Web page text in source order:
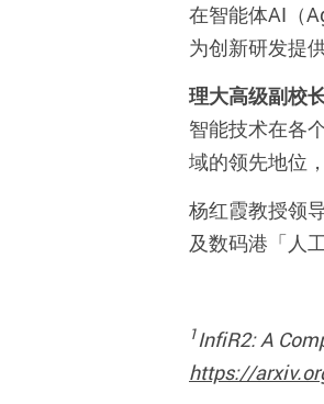
在智能体AI （
为创新研发提
理大高级副校
智能技术在各
域的领先地位
杨红霞教授领
及数码港「人
1InfiR2: A
https://